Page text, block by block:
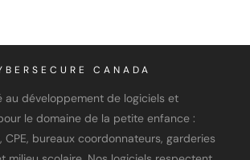
CANADA
au développement de logiciels et
le domaine de la petite enfance :
CPE, bureaux coordonnateurs, garderies